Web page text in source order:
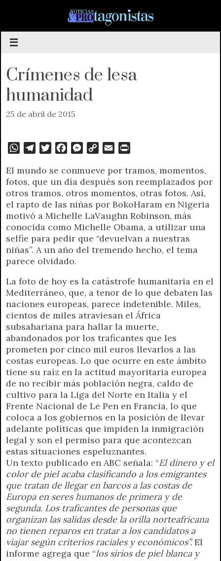
contenido
Crímenes de lesa
humanidad
25 de abril de 2015
W
a
t
s
A
p
p
l
e
g
r
a
m
i
t
t
e
r
c
e
b
o
o
k
M
s
s
e
n
g
e
r
p
y
L
i
n
k
a
i
l
i
n
t
F
r
i
e
n
l
y
El mundo se conmueve por tramos, momentos,
fotos, que un día después son reemplazados por
otros tramos, otros momentos, otras fotos. Así,
el rapto de las niñas por BokoHaram en Nigeria
motivó a Michelle LaVaughn Robinson, más
conocida como Michelle Obama, a utilizar una
selfie para pedir que “devuelvan a nuestras
niñas”. A un año del tremendo hecho, el tema
parece olvidado.
La foto de hoy es la catástrofe humanitaria en el
Mediterráneo, que, a tenor de lo que debaten las
naciones europeas, parece indetenible. Miles,
cientos de miles atraviesan el África
subsahariana para hallar la muerte,
abandonados por los traficantes que les
prometen por cinco mil euros llevarlos a las
costas europeas. Lo que ocurre en este ámbito
tiene su raíz en la actitud mayoritaria europea
de no recibir más población negra, caldo de
cultivo para la Liga del Norte en Italia y el
Frente Nacional de Le Pen en Francia, lo que
coloca a los gobiernos en la posición de llevar
adelante políticas que impiden la inmigración
legal y son el permiso para que acontezcan
estas situaciones espeluznantes.
Un texto publicado en ABC señala: “El dinero y el
color de piel acaba clasificando a los emigrantes
que tratan de llegar en barcos a las costas de
Europa en seres humanos de primera y de
segunda. Los traficantes de personas que
organizan las salidas desde la orilla norteafricana
no tienen reparos en tratar a los candidatos a
viajar según criterios raciales y económicos”.El
informe agrega que “los sirios de piel blanca y